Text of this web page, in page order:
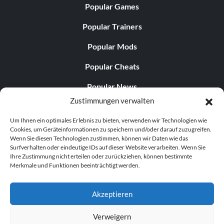
Zustimmungen verwalten
Um Ihnen ein optimales Erlebnis zu bieten, verwenden wir Technologien wie
Cookies, um Geräteinformationen zu speichern und/oder darauf zuzugreifen.
Wenn Sie diesen Technologien zustimmen, können wir Daten wie das
Surfverhalten oder eindeutige IDs auf dieser Website verarbeiten. Wenn Sie
Ihre Zustimmung nicht erteilen oder zurückziehen, können bestimmte
Merkmale und Funktionen beeinträchtigt werden.
Akzeptieren
Verweigern
Prosthetic Tools to their limit.
All Prosthetic Tools (30 points): Acquired all Prosthetic
All Ninjutsu Techniques (30 points): Acquired all Ninjutsu
Peak Physical Strength (30 points): Upgraded Vitality and
Posture to their limit.
Ultimate Healing Gourd (30 points): Fully upgraded the
Revered Blade (20 points): Received the “Kusabimaru”
Popular Games
Popular Trainers
Popular Mods
Popular Cheats
Popular News
Popular Editorials
Popular Free Games
LATEST UPDATES